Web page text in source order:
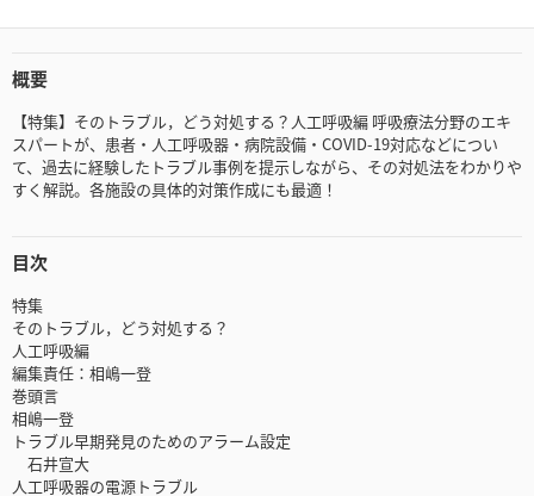
概要
【特集】そのトラブル，どう対処する？人工呼吸編 呼吸療法分野のエキ
スパートが、患者・人工呼吸器・病院設備・COVID-19対応などについ
て、過去に経験したトラブル事例を提示しながら、その対処法をわかりや
すく解説。各施設の具体的対策作成にも最適！
目次
特集
そのトラブル，どう対処する？
人工呼吸編
編集責任：相嶋一登
巻頭言
相嶋一登
トラブル早期発見のためのアラーム設定
石井宣大
人工呼吸器の電源トラブル